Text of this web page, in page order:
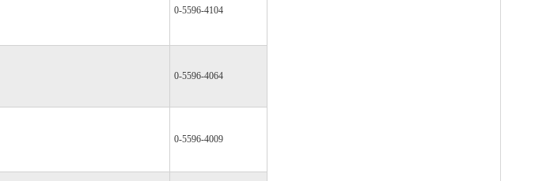
0-5596-4104
0-5596-4064
0-5596-4009